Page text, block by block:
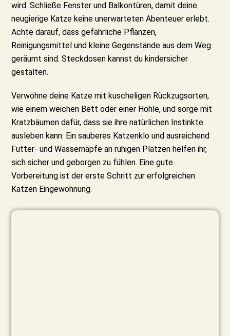
wird. Schließe Fenster und Balkontüren, damit deine
neugierige Katze keine unerwarteten Abenteuer erlebt.
Achte darauf, dass gefährliche Pflanzen,
Reinigungsmittel und kleine Gegenstände aus dem Weg
geräumt sind. Steckdosen kannst du kindersicher
gestalten.
Verwöhne deine Katze mit kuscheligen Rückzugsorten,
wie einem weichen Bett oder einer Höhle, und sorge mit
Kratzbäumen dafür, dass sie ihre natürlichen Instinkte
ausleben kann. Ein sauberes Katzenklo und ausreichend
Futter- und Wassernäpfe an ruhigen Plätzen helfen ihr,
sich sicher und geborgen zu fühlen. Eine gute
Vorbereitung ist der erste Schritt zur erfolgreichen
Katzen Eingewöhnung.